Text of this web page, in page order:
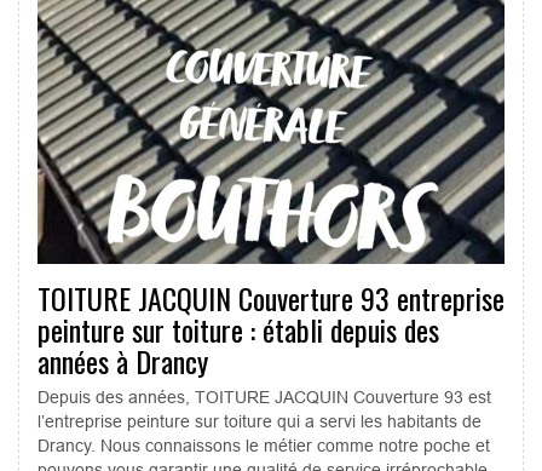
TOITURE JACQUIN Couverture 93 entreprise
peinture sur toiture : établi depuis des
années à Drancy
Depuis des années, TOITURE JACQUIN Couverture 93 est
l’entreprise peinture sur toiture qui a servi les habitants de
Drancy. Nous connaissons le métier comme notre poche et